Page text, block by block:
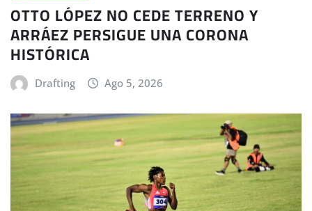
OTTO LÓPEZ NO CEDE TERRENO Y
ARRÁEZ PERSIGUE UNA CORONA
HISTÓRICA
Drafting Ago 5, 2026